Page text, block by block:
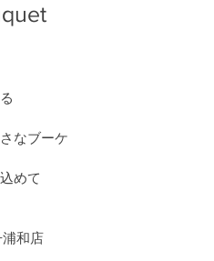
なブーケ
めて
和店